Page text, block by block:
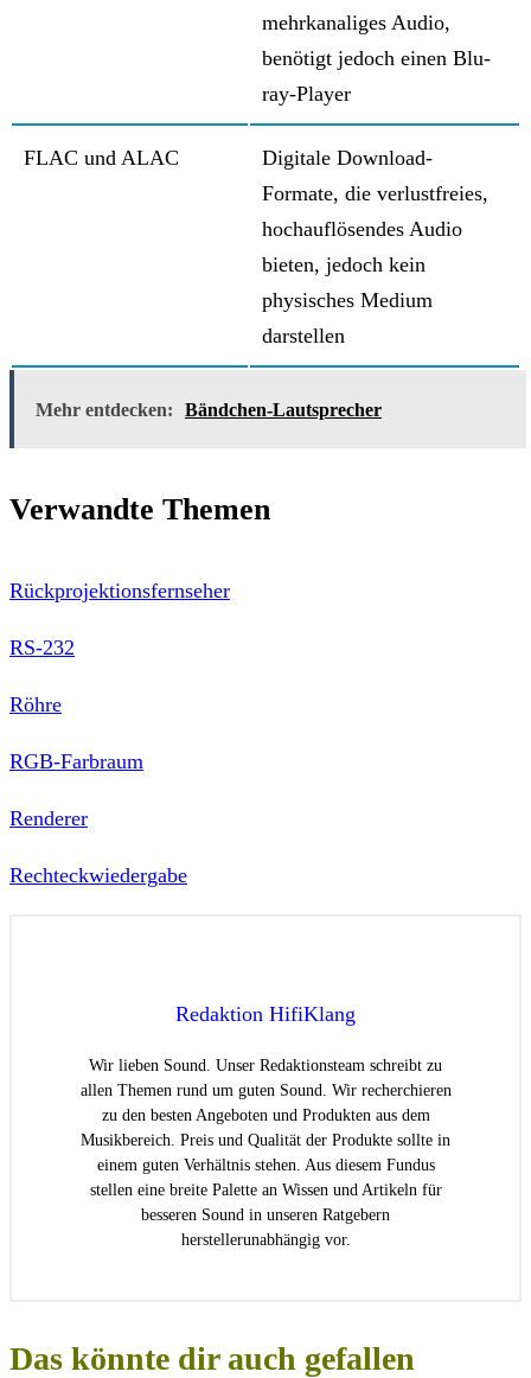
mehrkanaliges Audio,
benötigt jedoch einen Blu-
ray-Player
FLAC und ALAC
Digitale Download-
Formate, die verlustfreies,
hochauflösendes Audio
bieten, jedoch kein
physisches Medium
darstellen
Mehr entdecken: Bändchen-Lautsprecher
Verwandte Themen
Rückprojektionsfernseher
RS-232
Röhre
RGB-Farbraum
Renderer
Rechteckwiedergabe
Redaktion HifiKlang
Wir lieben Sound. Unser Redaktionsteam schreibt zu
allen Themen rund um guten Sound. Wir recherchieren
zu den besten Angeboten und Produkten aus dem
Musikbereich. Preis und Qualität der Produkte sollte in
einem guten Verhältnis stehen. Aus diesem Fundus
stellen eine breite Palette an Wissen und Artikeln für
besseren Sound in unseren Ratgebern
herstellerunabhängig vor.
Das könnte dir auch gefallen